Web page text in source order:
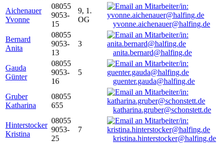
Aichenauer
Yvonne
08055
9053-
15
9, 1.
OG
yvonne.aichenauer@halfing.de
Bernard
Anita
08055
9053-
13
3
anita.bernard@halfing.de
Gauda
Günter
08055
9053-
16
5
guenter.gauda@halfing.de
Gruber
Katharina
08055
655
katharina.gruber@schonstett.de
Hinterstocker
Kristina
08055
9053-
25
7
kristina.hinterstocker@halfing.de